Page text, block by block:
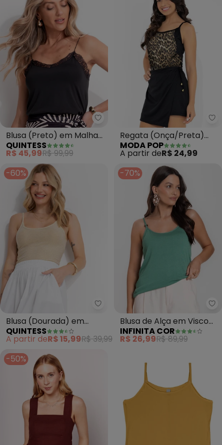
Quintess - Blusa (Preto) em
Blusa (Preto) em Malha
Fria
QUINTESS
R$ 45,99R$ 99,99
Regata (Onça/Preta)
Alcinhas e Recortes
MODA POP
A partir deR$ 24,99
-60%
Quintess - Blusa (Dourada) em
Blusa (Dourada) em
Malha Lurex
QUINTESS
A partir deR$ 15,99R$ 39,99
-70%
Blusa de Alça em Visco
Tricot (Verde)
INFINITA COR
R$ 26,99R$ 89,99
-50%